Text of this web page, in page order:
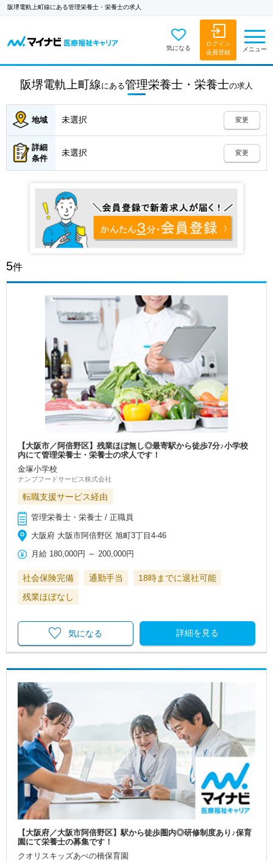
阪堺電軌上町線にある管理栄養士・栄養士の求人
気になる
ログイン
会員登録
メニュー
阪堺電軌上町線 にある管理栄養士・栄養士の求人
地域 未選択 変更
詳細
条件
未選択 変更
5件
【大阪市／阿倍野区】残業ほぼ無し◎最寄駅から徒歩7分♪小学校
内にて管理栄養士・栄養士の求人です！
金塚小学校
ナンブフードサービス株式会社
転職支援サービス経由
管理栄養士・栄養士 / 正職員
大阪府 大阪市阿倍野区 旭町3丁目4-46
月給 180,000円 ～ 200,000円
社会保険完備 通勤手当
18時までに退社可能
残業ほぼなし
詳細を見る
気になる
【大阪府／大阪市阿倍野区】駅から徒歩圏内◎研修制度あり♪保育
園にて栄養士の募集です！
クオリスキッズあべの橋保育園